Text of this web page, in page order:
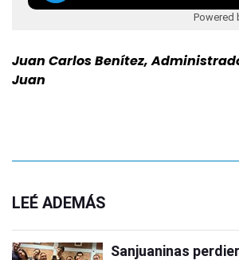
Powered
Juan Carlos Benítez,
Juan
LEÉ ADEMÁS
Sanjuaninas